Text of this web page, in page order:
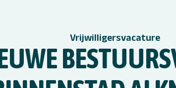
Vrijwilligersvacature